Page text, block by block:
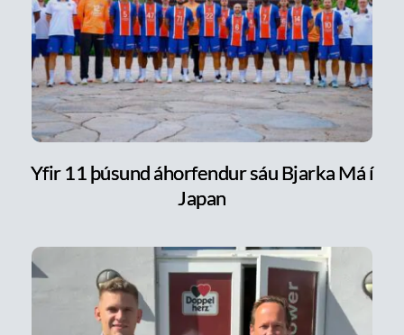
Yfir 11 þúsund áhorfendur sáu Bjarka Má í
Japan